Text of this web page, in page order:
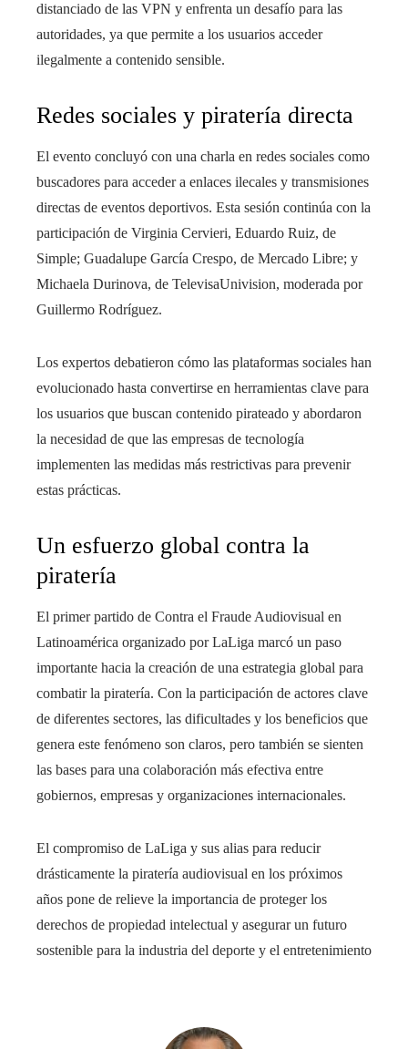
distanciado de las VPN y enfrenta un desafío para las
autoridades, ya que permite a los usuarios acceder
ilegalmente a contenido sensible.
Redes sociales y piratería directa
El evento concluyó con una charla en redes sociales como
buscadores para acceder a enlaces ilecales y transmisiones
directas de eventos deportivos. Esta sesión continúa con la
participación de Virginia Cervieri, Eduardo Ruiz, de
Simple; Guadalupe García Crespo, de Mercado Libre; y
Michaela Durinova, de TelevisaUnivision, moderada por
Guillermo Rodríguez.
Los expertos debatieron cómo las plataformas sociales han
evolucionado hasta convertirse en herramientas clave para
los usuarios que buscan contenido pirateado y abordaron
la necesidad de que las empresas de tecnología
implementen las medidas más restrictivas para prevenir
estas prácticas.
Un esfuerzo global contra la
piratería
El primer partido de Contra el Fraude Audiovisual en
Latinoamérica organizado por LaLiga marcó un paso
importante hacia la creación de una estrategia global para
combatir la piratería. Con la participación de actores clave
de diferentes sectores, las dificultades y los beneficios que
genera este fenómeno son claros, pero también se sienten
las bases para una colaboración más efectiva entre
gobiernos, empresas y organizaciones internacionales.
El compromiso de LaLiga y sus alias para reducir
drásticamente la piratería audiovisual en los próximos
años pone de relieve la importancia de proteger los
derechos de propiedad intelectual y asegurar un futuro
sostenible para la industria del deporte y el entretenimiento